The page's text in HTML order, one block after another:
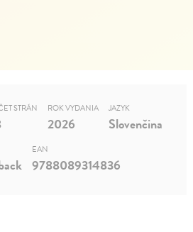
STRÁN ROK VYDANIA
2026
JAZYK
Slovenčina
EAN
9788089314836